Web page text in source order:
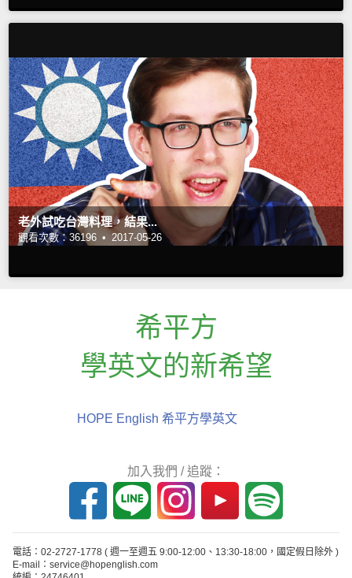
老外試吃台灣料理，結果...
觀看次數：36196 • 2017-05-26
希平方
學英文的新希望
HOPE English 希平方學英文
加入我們 / 追蹤：
電話：02-2727-1778 ( 週一至週五 9:00-12:00、13:30-18:00，國定假日除外 )
E-mail：service@hopenglish.com